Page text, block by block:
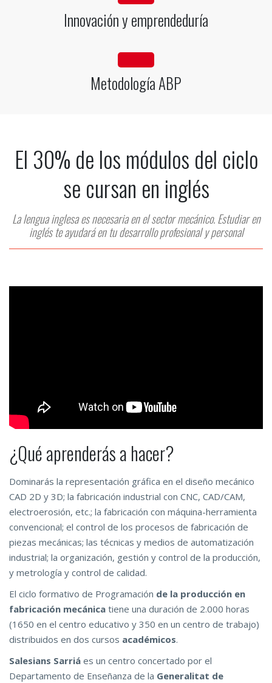
Innovación y emprendeduría
fa fa-gears
Metodología ABP
El 30% de los módulos del ciclo
se cursan en inglés
La lengua inglesa es necesaria en el sector mecánico. Estudiar en
inglés te ayudará en tu desarrollo profesional y personal
¿Qué aprenderás a hacer?
Dominarás la representación gráfica en el diseño mecánico
CAD 2D y 3D; la fabricación industrial con CNC, CAD/CAM,
electroerosión, etc.; la fabricación con máquina-herramienta
convencional; el control de los procesos de fabricación de
piezas mecánicas; las técnicas y medios de automatización
industrial; la organización, gestión y control de la producción,
y metrología y control de calidad.
El ciclo formativo de Programación de la producción en
fabricación mecánica tiene una duración de 2.000 horas
(1650 en el centro educativo y 350 en un centro de trabajo)
distribuidos en dos cursos académicos.
Salesians Sarriá es un centro concertado por el
Departamento de Enseñanza de la Generalitat de